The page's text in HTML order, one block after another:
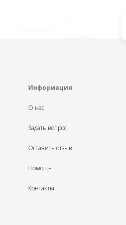
Информация
О нас
Задать вопрос
Оставить отзыв
Помощь
Контакты